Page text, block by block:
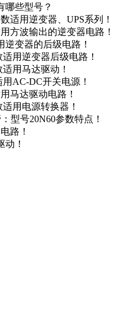
哪些型号？
适用逆变器、UPS系列！
方波输出的逆变器电路！
变器的后级电路！
用逆变器后级电路！
用马达驱动！
AC-DC开关电源！
马达驱动电路！
用电源转换器！
型号20N60参数特点！
路！
动！